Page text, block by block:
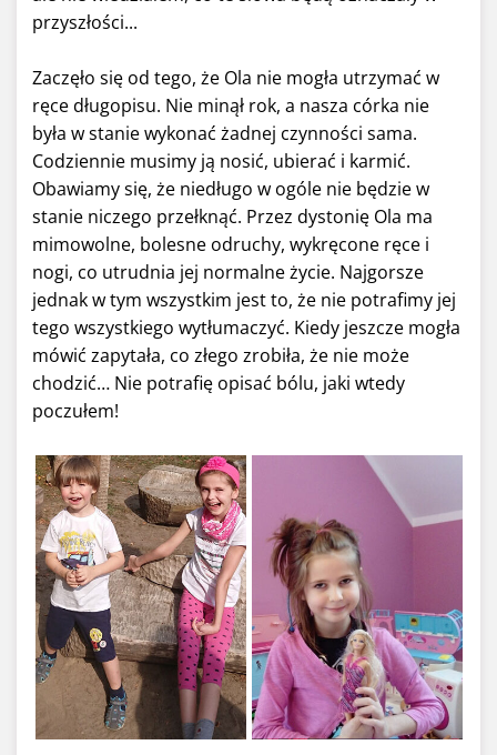
przyszłości...
Zaczęło się od tego, że Ola nie mogła utrzymać w
ręce długopisu. Nie minął rok, a nasza córka nie
była w stanie wykonać żadnej czynności sama.
Codziennie musimy ją nosić, ubierać i karmić.
Obawiamy się, że niedługo w ogóle nie będzie w
stanie niczego przełknąć. Przez dystonię Ola ma
mimowolne, bolesne odruchy, wykręcone ręce i
nogi, co utrudnia jej normalne życie. Najgorsze
jednak w tym wszystkim jest to, że nie potrafimy jej
tego wszystkiego wytłumaczyć. Kiedy jeszcze mogła
mówić zapytała, co złego zrobiła, że nie może
chodzić… Nie potrafię opisać bólu, jaki wtedy
poczułem!